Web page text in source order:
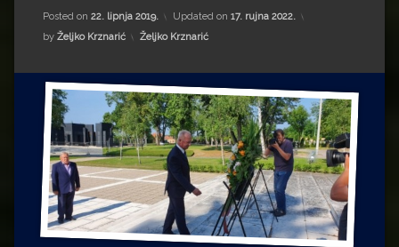
Drugi autori
Drugi autori
Matea Andrić
Ljiljana Lekanić-Kljaić
Željko Krznarić
Mario Lovreković
Posted on 22. lipnja 2019. Updated on 17. rujna 2022.
by Željko Krznarić Kategorije:
Željko Krznarić